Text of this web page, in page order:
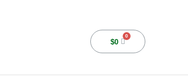
$0 Cart